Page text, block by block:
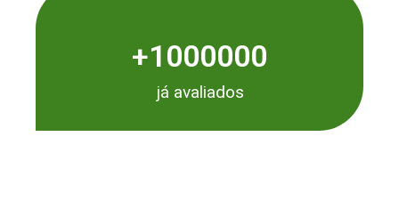
já avaliados
+1000000